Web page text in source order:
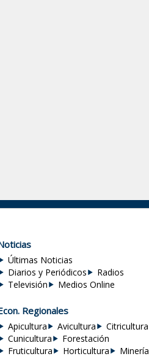
Últimas Noticias
Diarios y Periódicos
Radios
Televisión
Medios Online
Regionales
Apicultura Avicultura
Citricultura
Cunicultura
Forestación
Fruticultura
Horticultura
Minería